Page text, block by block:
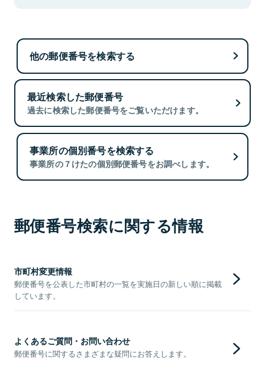
他の郵便番号を検索する
最近検索した郵便番号
過去に検索した郵便番号をご覧いただけます。
事業所の個別番号を検索する
事業所の７けたの個別郵便番号をお調べします。
郵便番号検索に関する情報
市町村変更情報
郵便番号を公表した市町村の一覧を実施日の新しい順に掲載
しています。
よくあるご質問・お問い合わせ
郵便番号に関するさまざまな疑問にお答えします。